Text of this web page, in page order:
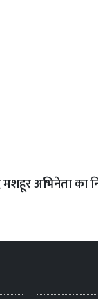
अभिनेता का